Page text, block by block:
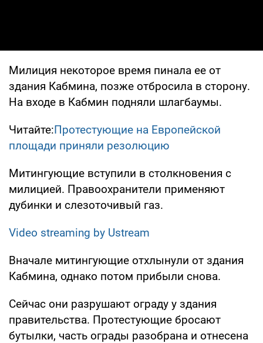
Милиция некоторое время пинала ее от
здания Кабмина, позже отбросила в сторону.
На входе в Кабмин подняли шлагбаумы.
Читайте:Протестующие на Европейской
площади приняли резолюцию
Митингующие вступили в столкновения с
милицией. Правоохранители применяют
дубинки и слезоточивый газ.
Video streaming by Ustream
Вначале митингующие отхлынули от здания
Кабмина, однако потом прибыли снова.
Сейчас они разрушают ограду у здания
правительства. Протестующие бросают
бутылки, часть ограды разобрана и отнесена